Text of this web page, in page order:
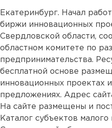
Екатеринбург. Начал
биржи инновационных
Свердловской области,
областном комитете по
предпринимательства.
бесплатной основе
инновационных проектах
предложениях. Адрес
На сайте размещены и
Каталог субъектов